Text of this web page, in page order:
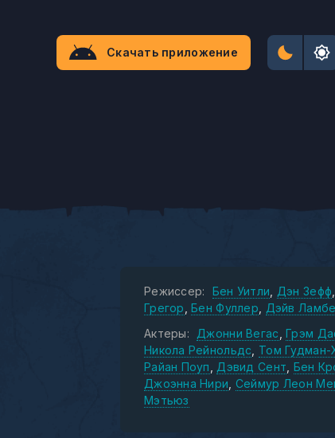
Скачать приложение
Режиссер: Бен Уитли Дэн Зефф
Грегор
Бен Фуллер
Дэйв
Актеры:
Джонни Вегас Грэм
Никола Рейнольдс
Том Гудман-
Райан Поуп
Дэвид Сент Бен
Джоэнна Нири Сеймур Леон
Мэтьюз